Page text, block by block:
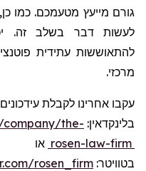
גורם מייעץ מטעמכם. כמו
לעשות דבר בשלב זה.
להתאוששות עתידית
מרכזי.
עקבו אחרינו לקבלת עידכונים
בלינקדאין:
company/the-
rosen-law-firm או
בטוויטר:
rosen_firm